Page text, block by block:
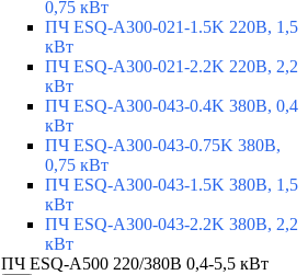
0,75 кВт
ПЧ ESQ-A300-021-1.5K 220В, 1,5
кВт
ПЧ ESQ-A300-021-2.2K 220В, 2,2
кВт
ПЧ ESQ-A300-043-0.4K 380В, 0,4
кВт
ПЧ ESQ-A300-043-0.75K 380В,
0,75 кВт
ПЧ ESQ-A300-043-1.5K 380В, 1,5
кВт
ПЧ ESQ-A300-043-2.2K 380В, 2,2
кВт
ПЧ ESQ-A500 220/380В 0,4-5,5 кВт